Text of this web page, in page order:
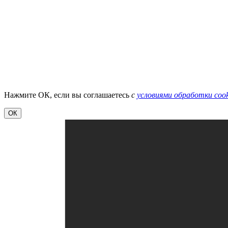
Нажмите ОК, если вы соглашаетесь с условиями обработки
ОК